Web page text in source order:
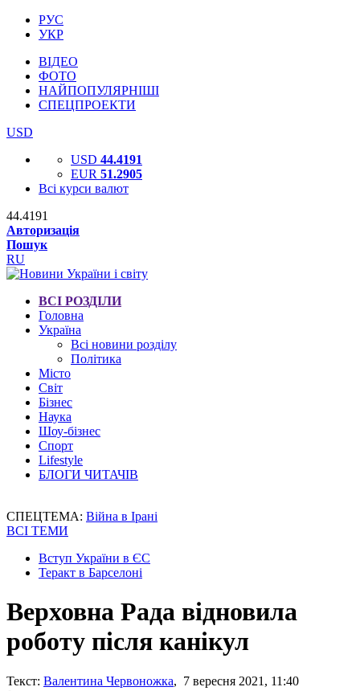
РУС
УКР
ВІДЕО
ФОТО
НАЙПОПУЛЯРНІШІ
СПЕЦПРОЕКТИ
USD
USD 44.4191
EUR 51.2905
Всі курси валют
44.4191
Авторизація
Пошук
RU
ВСІ РОЗДІЛИ
Головна
Україна
Всі новини розділу
Політика
Місто
Світ
Бізнес
Наука
Шоу-бізнес
Спорт
Lifestyle
БЛОГИ ЧИТАЧІВ
СПЕЦТЕМА: Війна в Ірані
ВСІ ТЕМИ
Вступ України в ЄС
Теракт в Барселоні
Верховна Рада відновила
роботу після канікул
Текст: Валентина Червоножка, 7 вересня 2021, 11:40